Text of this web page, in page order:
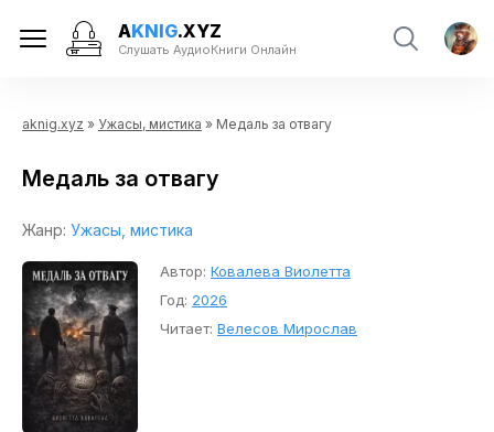
AKNIG.XYZ
Слушать АудиоКниги Онлайн
aknig.xyz » Ужасы, мистика » Медаль за отвагу
Медаль за отвагу
Жанр: Ужасы, мистика
Автор: Ковалева Виолетта
Год: 2026
Читает: Велесов Мирослав